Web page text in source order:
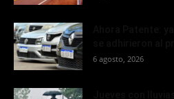
6 agosto, 2026